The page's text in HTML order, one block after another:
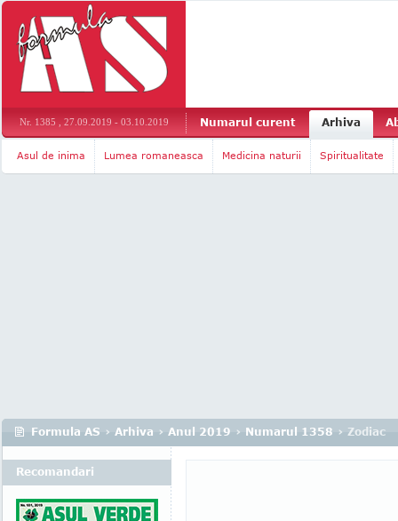
Nr. 1385 , 27.09.2019 - 03.10.2019 Numarul curent Arhiva
Asul de inima Lumea romaneasca Medicina naturii Spiritualitate
Formula AS › Arhiva › Anul 2019 › Numarul 1358 › Zodiac
Recomandari